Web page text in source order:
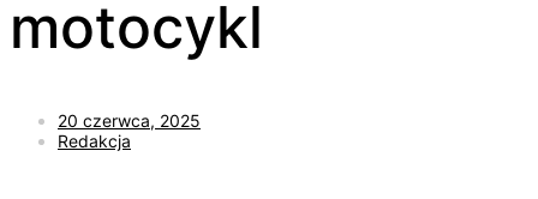
motocykl
20 czerwca, 2025
Redakcja